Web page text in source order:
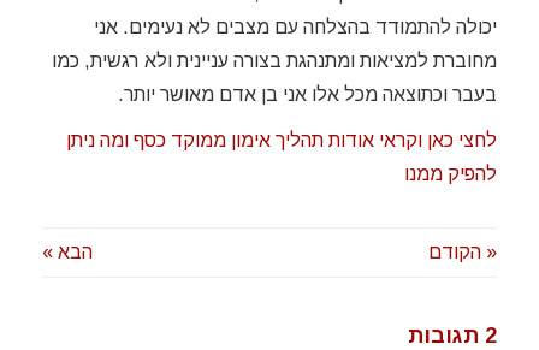
יכולה להתמודד בהצלחה עם מצבים לא נעימים. אני
מחוברת למציאות ומתנהגת בצורה עניינית ולא רגשית, כמו
בעבר וכתוצאה מכל אלו אני בן אדם מאושר יותר.
לחצי כאן וקראי אודות תהליך אימון ממוקד כסף ומה ניתן
להפיק ממנו
« הקודם הבא »
2 תגובות